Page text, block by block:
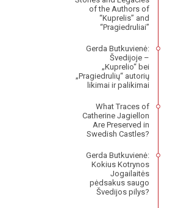
of the Authors of
“Kuprelis” and
“Pragiedruliai”
Gerda Butkuvienė:
Švedijoje –
„Kuprelio“ bei
„Pragiedrulių“ autorių
likimai ir palikimai
What Traces of
Catherine Jagiellon
Are Preserved in
Swedish Castles?
Gerda Butkuvienė:
Kokius Kotrynos
Jogailaitės
pėdsakus saugo
Švedijos pilys?